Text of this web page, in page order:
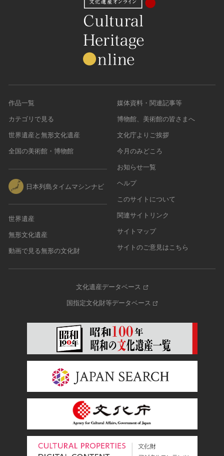
作品一覧
カテゴリで見る
世界遺産と無形文化遺産
全国の美術館・博物館
日本列島タイムマシンナビ
世界遺産
無形文化遺産
動画で見る無形の文化財
媒体資料・関連記事等
博物館、美術館の皆さまへ
文化庁よりご挨拶
今月のみどころ
お知らせ一覧
ヘルプ
このサイトについて
関連サイトリンク
サイトマップ
サイトのご意見はこちら
文化遺産データベース
国指定文化財等データベース